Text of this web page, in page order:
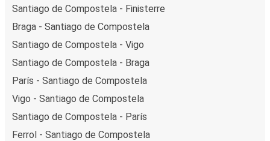
Santiago de Compostela - Finisterre
Braga - Santiago de Compostela
Santiago de Compostela - Vigo
Santiago de Compostela - Braga
París - Santiago de Compostela
Vigo - Santiago de Compostela
Santiago de Compostela - París
Ferrol - Santiago de Compostela